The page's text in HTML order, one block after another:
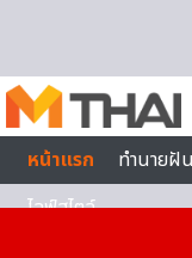
หน้าแรก
ทำนายฝัน
ไลฟ์สไตล์